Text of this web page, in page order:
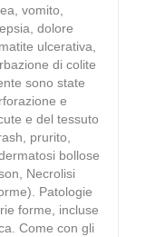
vomito,
dolore
ulcerativa,
di colite
sono state
e
e del tessuto
prurito,
bollose
Necrolisi
Patologie
forme, incluse
Come con gli